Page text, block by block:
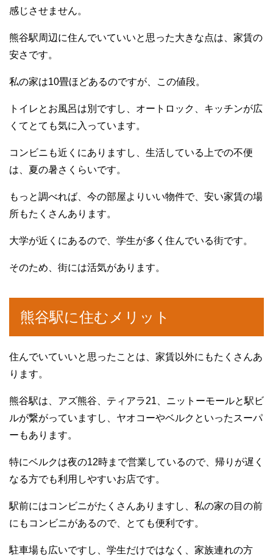
感じさせません。
熊谷駅周辺に住んでいていいと思った大きな点は、家賃の
安さです。
私の家は10畳ほどあるのですが、この値段。
トイレとお風呂は別ですし、オートロック、キッチンが広
くてとても気に入っています。
コンビニも近くにありますし、生活している上での不便
は、夏の暑さくらいです。
もっと調べれば、今の部屋よりいい物件で、安い家賃の場
所もたくさんあります。
大学が近くにあるので、学生が多く住んでいる街です。
そのため、街には活気があります。
熊谷駅に住むメリット
住んでいていいと思ったことは、家賃以外にもたくさんあ
ります。
熊谷駅は、アズ熊谷、ティアラ21、ニットーモールと駅ビ
ルが繋がっていますし、ヤオコーやベルクといったスーパ
ーもあります。
特にベルクは夜の12時まで営業しているので、帰りが遅く
なる方でも利用しやすいお店です。
駅前にはコンビニがたくさんありますし、私の家の目の前
にもコンビニがあるので、とても便利です。
駐車場も広いですし、学生だけではなく、家族連れの方